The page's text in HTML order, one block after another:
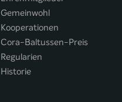
Gemeinwohl
Kooperationen
Cora-Baltussen-Preis
Regularien
Historie